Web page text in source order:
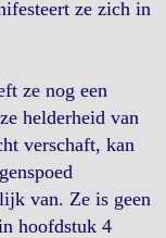
ze zich in
ze nog een
helderheid van
verschaft, kan
van. Ze is geen
hoofdstuk 4